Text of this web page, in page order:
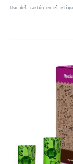
Uso del cartón en el